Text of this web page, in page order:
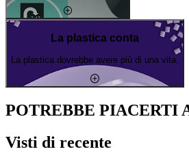
La plastica conta
La plastica dovrebbe avere più di una vita.
POTREBBE PIACERTI
Visti di recente